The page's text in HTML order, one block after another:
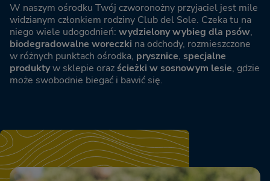
W naszym ośrodku Twój czworonożny przyjaciel jest mile
widzianym członkiem rodziny Club del Sole. Czeka tu na
niego wiele udogodnień: wydzielony wybieg dla psów,
biodegradowalne woreczki na odchody, rozmieszczone
w różnych punktach ośrodka, prysznice, specjalne
produktyw sklepie oraz ścieżki w sosnowym lesie, gdzie
może swobodnie biegać i bawić się.